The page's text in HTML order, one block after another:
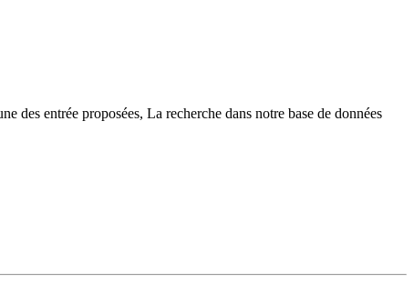
des entrée proposées, La recherche dans notre base de données